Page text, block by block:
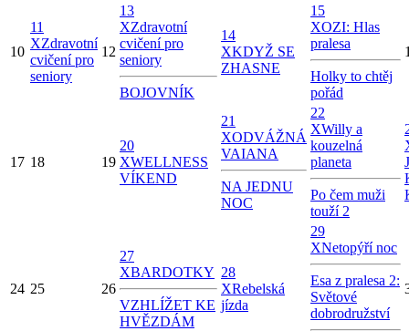
10
11
XZdravotní
cvičení pro
seniory
12
13
XZdravotní
cvičení pro
seniory
BOJOVNÍK
14
XKDYŽ SE
ZHASNE
15
XOZI: Hlas
pralesa
Holky to chtěj
pořád
17 18 19
20
XWELLNESS
VÍKEND
21
XODVÁŽNÁ
VAIANA
NA JEDNU
NOC
22
XWilly a
kouzelná
planeta
Po čem muži
touží 2
24 25 26
27
XBARDOTKY
VZHLÍŽET KE
HVĚZDÁM
28
XRebelská
jízda
29
XNetopýří noc
Esa z pralesa 2:
Světové
dobrodružství